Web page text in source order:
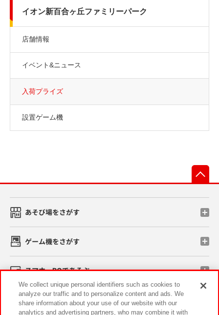
イオン新百合ヶ丘ファミリーパーク
店舗情報
イベント&ニュース
入荷プライズ
設置ゲーム機
あそび場をさがす
ゲーム機をさがす
スマホ・PCであそぶ
イベント・キャンペーン
We collect unique personal identifiers such as cookies to
analyze our traffic and to personalize content and ads. We
share information about your use of our website with our
analytics and advertising partners, who may combine it with